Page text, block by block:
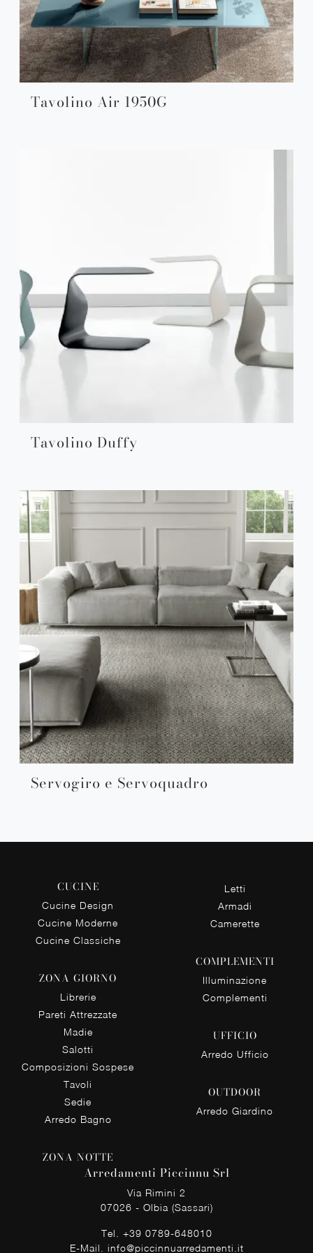
Tavolino Air 1950G
Tavolino Duffy
Servogiro e Servoquadro
CUCINE
Cucine Design
Cucine Moderne
Cucine Classiche
ZONA GIORNO
Librerie
Pareti Attrezzate
Madie
Salotti
Composizioni Sospese
Tavoli
Sedie
Arredo Bagno
ZONA NOTTE
Letti
Armadi
Camerette
COMPLEMENTI
Illuminazione
Complementi
UFFICIO
Arredo Ufficio
OUTDOOR
Arredo Giardino
Arredamenti Piccinnu Srl
Via Rimini 2
07026 - Olbia (Sassari)
Tel. +39 0789-648010
E-Mail. info@piccinnuarredamenti.it